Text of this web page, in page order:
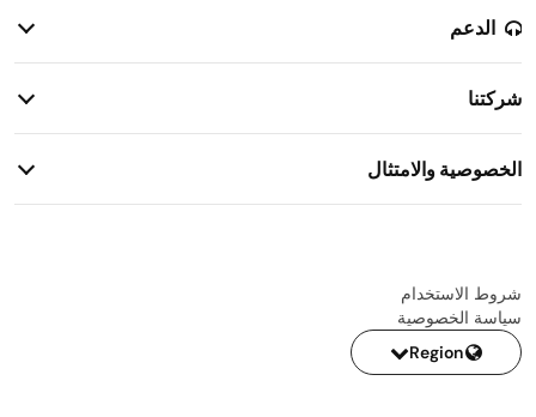
الدعم
معلومات الضمان
شركتنا
الخصوصية والامتثال
شروط الاستخدام
سياسة الخصوصية
Region